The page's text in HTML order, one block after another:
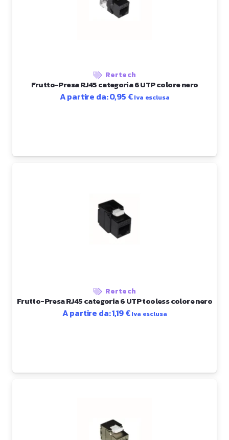
Rertech
Frutto-Presa RJ45 categoria 6 UTP colore nero
A partire da:0,95 €Iva esclusa
Rertech
Frutto-Presa RJ45 categoria 6 UTP tooless colore nero
A partire da:1,19€Iva esclusa